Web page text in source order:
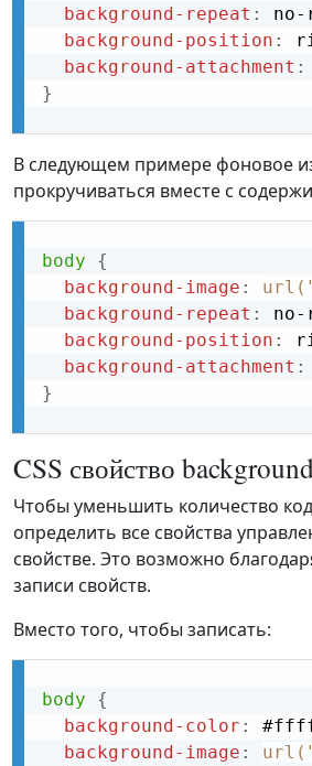
background-repeat : no-
background-position :
background-attachment :
}
В следующем примере фоновое
прокручиваться вместе с
body
{
background-image :
background-repeat : no-
background-position :
background-attachment :
}
CSS свойство
Чтобы уменьшить количество
определить все свойства
свойстве. Это возможно
записи свойств.
Вместо того, чтобы записать:
body
{
background-color :
background-image :